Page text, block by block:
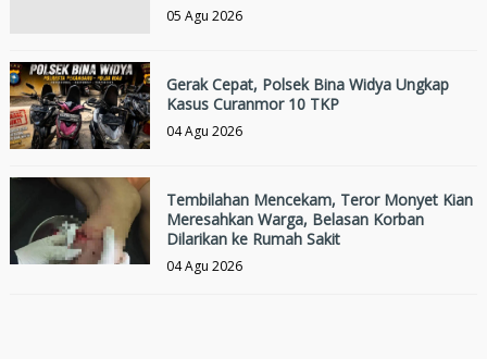
05 Agu 2026
Gerak Cepat, Polsek Bina Widya Ungkap
Kasus Curanmor 10 TKP
04 Agu 2026
Tembilahan Mencekam, Teror Monyet Kian
Meresahkan Warga, Belasan Korban
Dilarikan ke Rumah Sakit
04 Agu 2026